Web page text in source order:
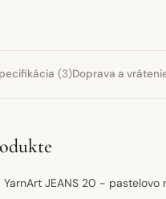
(3)Doprava a
YarnArt JEANS 20 - pastelovo